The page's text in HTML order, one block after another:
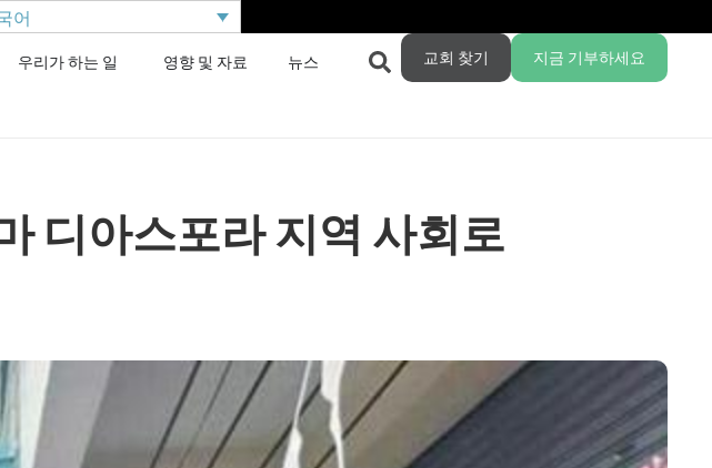
어
우리가 하는 일 영향 및 자료 뉴스 교회 찾기 지금 기부하세요
디아스포라 지역 사회로